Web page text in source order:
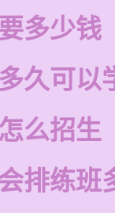
多少钱
久可以
么招生
排练班